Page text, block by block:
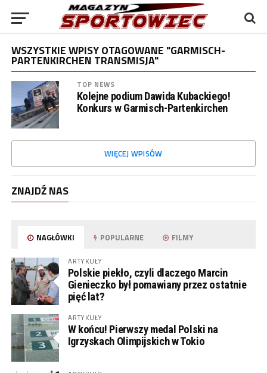
WSZYSTKIE WPISY OTAGOWANE "GARMISCH-
PARTENKIRCHEN TRANSMISJA"
TOP NEWS
Kolejne podium Dawida Kubackiego!
Konkurs w Garmisch-Partenkirchen
WIĘCEJ WPISÓW
ZNAJDŹ NAS
NAGŁÓWKI POPULARNE FILMY
ARTYKUŁY
Polskie piekło, czyli dlaczego Marcin
Gienieczko był pomawiany przez ostatnie
pięć lat?
ARTYKUŁY
W końcu! Pierwszy medal Polski na
Igrzyskach Olimpijskich w Tokio